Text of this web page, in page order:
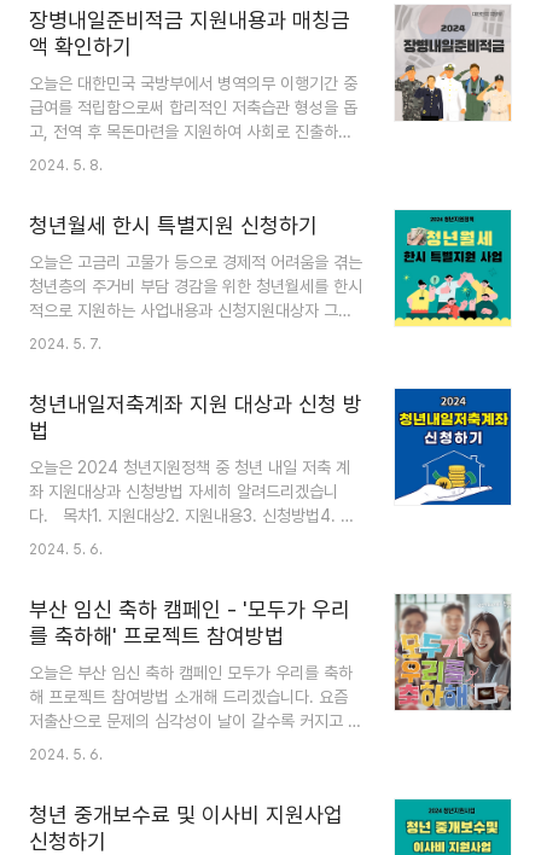
혀 ..
유의사항3. 응시료 신청하는 방법- PC 4. 응시료
신청하는 방법- 모바일5. 마무리 1. 청년 국가 기술
자격 응시료 지원 사업개요지원대상 만 34세 이하
청년 누구나(1989. 1. 1. 이후 출생) 지원내용 한국
산업인력공단 시행, 국가기술자격시험 응시료
50% 지원 지원한도 1인당 연간 3회 한도, 지원 예
산 소진시까지 지원 신청방법 원서접수 시 응시료
장병내일준비적금 지원내용과 매칭금
액 확인하기
오늘은 대한민국 국방부에서 병역의무 이행기간 중
급여를 적립함으로써 합리적인 저축습관 형성을 돕
고, 전역 후 목돈마련을 지원하여 사회로 진출하는
첫 발걸음을 성공적으로 내딛을 수 있도록 자산형성
지원내용2. 매칭지원금 예시3. 가입방법4. 은행별
금리현황5. 신청 및 지급 관련 문의전화6. 마무
리 1. 장병내일준비적금 지원내용 ① 가입대상 :
현역병, 상근예비역, 의무경찰, 해영의무경찰, 의무
소방원, 사회복무요원, 대체복무요원 ② 월 적립한
도 : 은행별 20만 원, 최대 40만 원 ③ 금리 : 15
원 : 병역의무 이행자가 전역으로 적금 만기 해지 시
지..
2024. 5. 8.
청년월세 한시 특별지원 신청하기
오늘은 고금리 고물가 등으로 경제적 어려움을 겪는
청년층의 주거비 부담 경감을 위한 청년월세를 한시
적으로 지원하는 사업내용과 신청지원대상자 그리
고 신청방법을 소개해 드리려고 합니다. 잘 읽어보
방법4. 문의사항5. 마무리 1. 지원대상 ① 지원대
상 19세 ~34세 독립거주 무주택 청년 중 청년가구
소득이 기준 중위소득 60% 이하이면서, 원가구 소
득이 중위소득 100% 이하인 청년을 지원합니다. -
청년가구 : 청년 + 배우자 + 직계비속 + 동일 주소
지에 거주하는 그 외 민법상 가족 - 원가구 : 청년독
립가구 + 1촌 이내 직계혈족(아버지, 어머니) ② 지
2024. 5. 7.
청년내일저축계좌 지원 대상과 신청 방
법
오늘은 2024 청년지원정책 중 청년 내일 저축 계
좌 지원대상과 신청방법 자세히 알려드리겠습니
다. 목차1. 지원대상2. 지원내용3. 신청방법4. 추
가문의5. 마무리 1. 지원대상 청년내일저축계좌는
착할 수 있도록 중앙부처에서 실시하는 자산형성지
원 사업입니다. 첫 번째로 청년내일저축계좌 지원대
상에 대해 살펴보겠습니다. 청년내일저축계좌를 신
청가능한 조건으로 연령/소득기준/가구소득 3가지
를 모두 충족한 청년에 해당하는 사람만 지원이 가
능하도록 되어있습니다. ① 가입연령 : 신청 당시
만 19세 ~ 만 34세 ② 소득기준 : 현재 근로활동
만 원 이하에 ..
2024. 5. 6.
부산 임신 축하 캠페인 - '모두가 우리
를 축하해' 프로젝트 참여방법
오늘은 부산 임신 축하 캠페인 모두가 우리를 축하
해 프로젝트 참여방법 소개해 드리겠습니다. 요즘
저출산으로 문제의 심각성이 날이 갈수록 커지고 있
는 현실입니다. 이에 사회 다방면에서 이 문제를 해
다. 목차1. '모두가 우리를 축하해' 캠페인이란?2.
참여방법3. 유의사항4. 마무리 1. 모두가 우리를
2024. 5. 6.
청년 중개보수료 및 이사비 지원사업
신청하기